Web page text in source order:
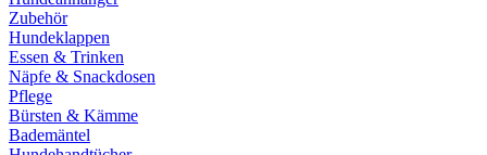
Zubehör
Hundeklappen
Essen & Trinken
Näpfe & Snackdosen
Pflege
Bürsten & Kämme
Bademäntel